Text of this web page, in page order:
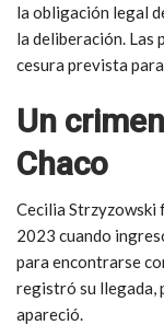
la obligación legal
la deliberación. Las
cesura prevista
Un
Chaco
Cecilia Strzyzowski
2023 cuando
para encontrarse
registró su llegada,
apareció.